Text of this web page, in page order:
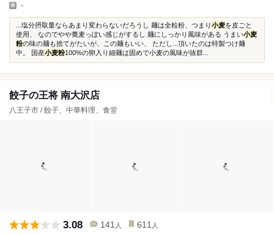
-
...塩分摂取量ならあまり変わらないだろうし 麺は全粒粉、つまり小麦を皮ごと
使用、 なのでやや蕎麦っぽい感じがするし 麺にしっかり風味がある うまい小麦
粉の味の麺も捨てがたいが、この麺もいい、 ただし...頂いたのは特製つけ麺
中。 国産小麦粉100%の卵入り細麺は固めで小麦の風味が抜群...
餃子の王将 南大沢店
八王子市 / 餃子、中華料理、食堂
3.08 141 人 611 人